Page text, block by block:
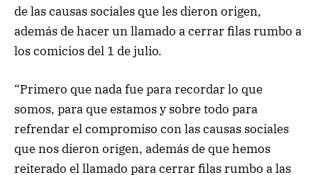
de las causas sociales que les dieron origen,
además de hacer un llamado a cerrar filas rumbo a
los comicios del 1 de julio.
“Primero que nada fue para recordar lo que
somos, para que estamos y sobre todo para
refrendar el compromiso con las causas sociales
que nos dieron origen, además de que hemos
reiterado el llamado para cerrar filas rumbo a las